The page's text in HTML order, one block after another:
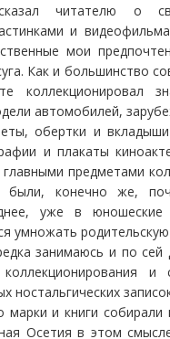
читателю о
и
мои
Как и большинство
коллекционировал
автомобилей,
обертки и
и плакаты
предметами
были, конечно же,
уже в
умножать
занимаюсь и по сей
и
ностальгических
марки и книги
Осетия в этом